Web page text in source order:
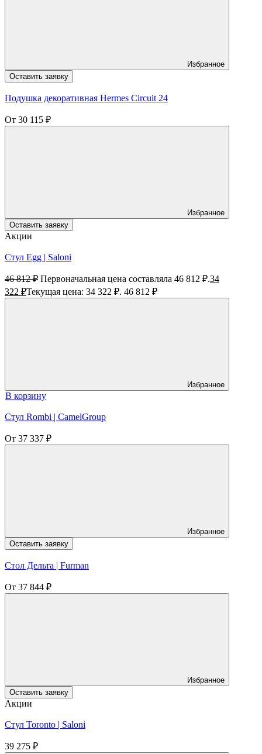
Избранное
Оставить заявку
Подушка декоративная Hermes Circuit 24
От 30 115 ₽
Избранное
Оставить заявку
Акции
Стул Egg | Saloni
46 812₽ Первоначальная цена составляла 46 812 ₽.34
322 ₽Текущая цена: 34 322 ₽. 46 812 ₽
Избранное
В корзину
Стул Rombi | CamelGroup
От 37 337 ₽
Избранное
Оставить заявку
Стол Дельта | Furman
От 37 844 ₽
Избранное
Оставить заявку
Акции
Стул Toronto | Saloni
39 275 ₽